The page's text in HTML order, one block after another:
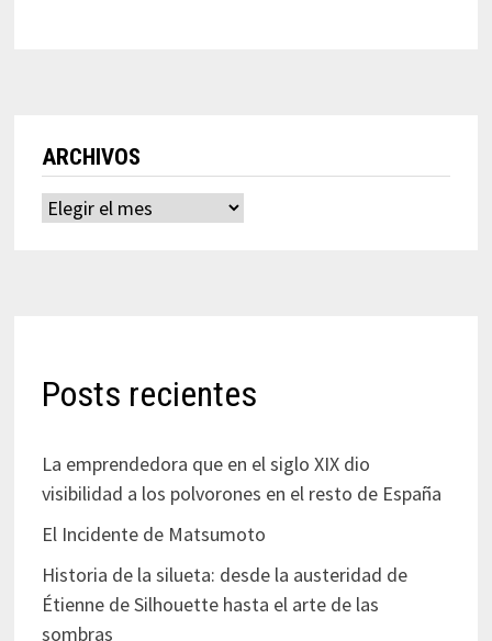
ARCHIVOS
Archivos
Posts recientes
La emprendedora que en el siglo XIX dio
visibilidad a los polvorones en el resto de España
El Incidente de Matsumoto
Historia de la silueta: desde la austeridad de
Étienne de Silhouette hasta el arte de las
sombras